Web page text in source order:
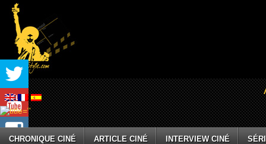
CHRONIQUE CINÉ ARTICLE CINÉ INTERVIEW CINÉ